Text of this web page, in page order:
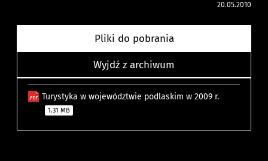
20.05.2010
Pliki do pobrania
Wyjdź z archiwum
Turystyka w województwie podlaskim w 2009 r.
1.31 MB